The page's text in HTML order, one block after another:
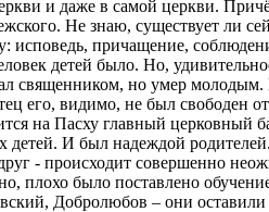
и даже в самой церкви.
Не знаю, существует ли
причащение,
детей было. Но,
священником, но умер
его, видимо, не был свободен
на Пасху главный церковный
И был надеждой
- происходит совершенно
плохо было поставлено
Добролюбов – они